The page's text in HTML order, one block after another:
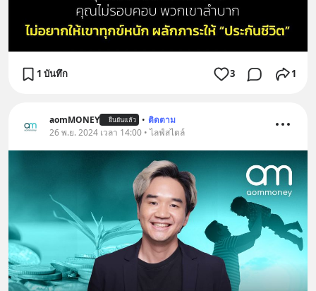
1 บันทึก 3 1
aomMONEY ยืนยันแล้ว • ติดตาม
26 พ.ย. 2024 เวลา 14:00 • ไลฟ์สไตล์